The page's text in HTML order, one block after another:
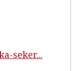
seker...